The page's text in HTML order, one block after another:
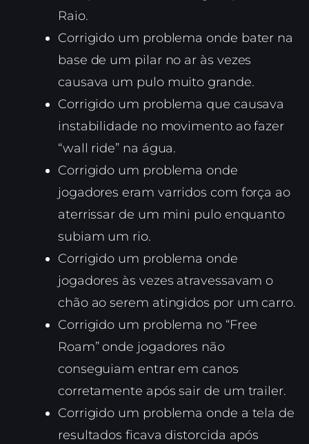
Raio.
Corrigido um problema onde bater na
base de um pilar no ar às vezes
causava um pulo muito grande.
Corrigido um problema que causava
instabilidade no movimento ao fazer
“wall ride” na água.
Corrigido um problema onde
jogadores eram varridos com força ao
aterrissar de um mini pulo enquanto
subiam um rio.
Corrigido um problema onde
jogadores às vezes atravessavam o
chão ao serem atingidos por um carro.
Corrigido um problema no “Free
Roam” onde jogadores não
conseguiam entrar em canos
corretamente após sair de um trailer.
Corrigido um problema onde a tela de
resultados ficava distorcida após